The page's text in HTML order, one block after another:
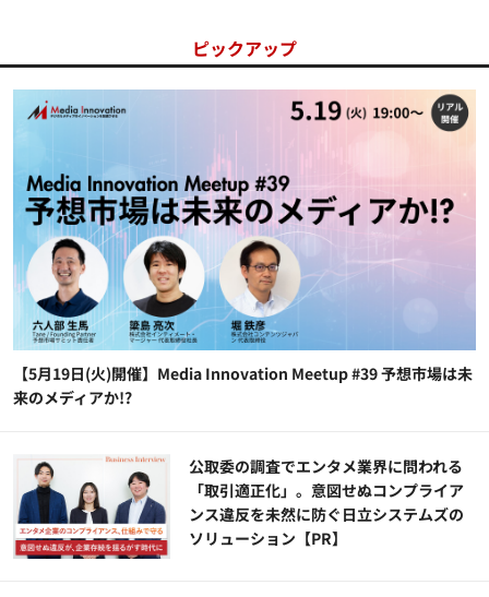
ピックアップ
【5月19日(火)開催】Media Innovation Meetup #39 予想市場は未
来のメディアか!?
公​​取委の調査でエンタメ業界に問われる
「取引適正化」。意図せぬコンプライア
ンス違反を未然に防ぐ日立システムズの
ソリューション​【PR】